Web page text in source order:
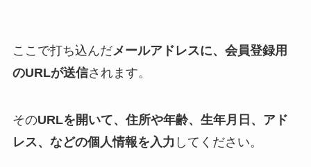
ここで打ち込んだメールアドレスに、会員登録用
のURLが送信されます。
そのURLを開いて、住所や年齢、生年月日、アド
レス、などの個人情報を入力 してください。